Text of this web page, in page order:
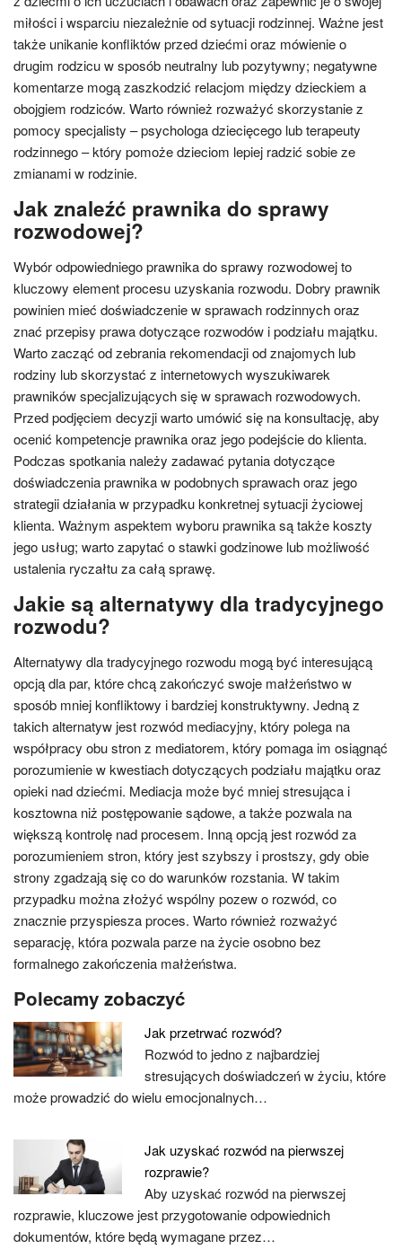
miłości i wsparciu niezależnie od sytuacji rodzinnej. Ważne jest
także unikanie konfliktów przed dziećmi oraz mówienie o
drugim rodzicu w sposób neutralny lub pozytywny; negatywne
komentarze mogą zaszkodzić relacjom między dzieckiem a
obojgiem rodziców. Warto również rozważyć skorzystanie z
pomocy specjalisty – psychologa dziecięcego lub terapeuty
rodzinnego – który pomoże dzieciom lepiej radzić sobie ze
zmianami w rodzinie.
Jak znaleźć prawnika do sprawy
rozwodowej?
Wybór odpowiedniego prawnika do sprawy rozwodowej to
kluczowy element procesu uzyskania rozwodu. Dobry prawnik
powinien mieć doświadczenie w sprawach rodzinnych oraz
znać przepisy prawa dotyczące rozwodów i podziału majątku.
Warto zacząć od zebrania rekomendacji od znajomych lub
rodziny lub skorzystać z internetowych wyszukiwarek
prawników specjalizujących się w sprawach rozwodowych.
Przed podjęciem decyzji warto umówić się na konsultację, aby
ocenić kompetencje prawnika oraz jego podejście do klienta.
Podczas spotkania należy zadawać pytania dotyczące
doświadczenia prawnika w podobnych sprawach oraz jego
strategii działania w przypadku konkretnej sytuacji życiowej
klienta. Ważnym aspektem wyboru prawnika są także koszty
jego usług; warto zapytać o stawki godzinowe lub możliwość
ustalenia ryczałtu za całą sprawę.
Jakie są alternatywy dla tradycyjnego
rozwodu?
Alternatywy dla tradycyjnego rozwodu mogą być interesującą
opcją dla par, które chcą zakończyć swoje małżeństwo w
sposób mniej konfliktowy i bardziej konstruktywny. Jedną z
takich alternatyw jest rozwód mediacyjny, który polega na
współpracy obu stron z mediatorem, który pomaga im osiągnąć
porozumienie w kwestiach dotyczących podziału majątku oraz
opieki nad dziećmi. Mediacja może być mniej stresująca i
kosztowna niż postępowanie sądowe, a także pozwala na
większą kontrolę nad procesem. Inną opcją jest rozwód za
porozumieniem stron, który jest szybszy i prostszy, gdy obie
strony zgadzają się co do warunków rozstania. W takim
przypadku można złożyć wspólny pozew o rozwód, co
znacznie przyspiesza proces. Warto również rozważyć
separację, która pozwala parze na życie osobno bez
formalnego zakończenia małżeństwa.
Polecamy zobaczyć
Jak przetrwać rozwód?
Rozwód to jedno z najbardziej
stresujących doświadczeń w życiu, które
może prowadzić do wielu emocjonalnych…
Jak uzyskać rozwód na pierwszej
rozprawie?
Aby uzyskać rozwód na pierwszej
rozprawie, kluczowe jest przygotowanie odpowiednich
dokumentów, które będą wymagane przez…